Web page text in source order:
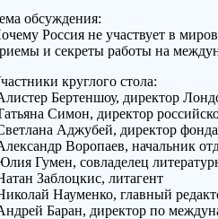
обсуждения:
Россия не участвует в
и секреты работы на
круглого стола:
Бертеншоу, директор
Симон, директор
Аджубей, директор
Воропаев, начальник
Гумен, совладелец
Заблоцкис, литагент
Науменко, главный
Баран, директор по